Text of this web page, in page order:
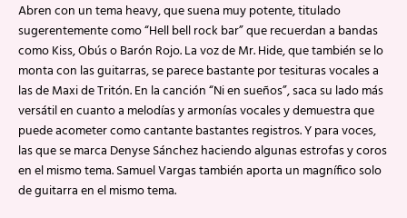
Abren con un tema heavy, que suena muy potente, titulado
sugerentemente como “Hell bell rock bar” que recuerdan a bandas
como Kiss, Obús o Barón Rojo. La voz de Mr. Hide, que también se lo
monta con las guitarras, se parece bastante por tesituras vocales a
las de Maxi de Tritón. En la canción “Ni en sueños”, saca su lado más
versátil en cuanto a melodías y armonías vocales y demuestra que
puede acometer como cantante bastantes registros. Y para voces,
las que se marca Denyse Sánchez haciendo algunas estrofas y coros
en el mismo tema. Samuel Vargas también aporta un magnífico solo
de guitarra en el mismo tema.